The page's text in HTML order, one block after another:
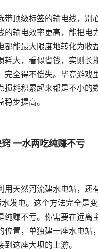
带顶级标签的输电线，别
的输电效率更高，能把电
都能最大限度地转化为收
耗大，看似省钱，实则长
完全得不偿失。毕竟游戏
损耗积累起来都是不小的
步提高。
一水两吃纯赚不亏
用天然河流建水电站，还
发电。这个方法完全是
纯赚不亏。你需要在远离
位置，单独建一座水电站
到这座大坝的上游。